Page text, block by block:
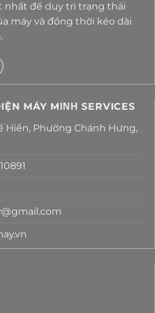
nhất để duy trì trạng thái
máy và đồng thời kéo dài
MÁY MΙΝΗ SERVICES
Hiển, Phường Chánh Hưng,